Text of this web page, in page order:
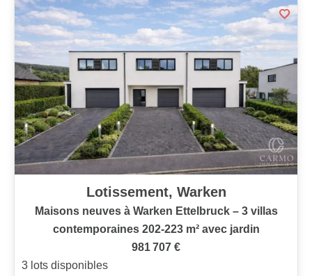
Lotissement, Warken
Maisons neuves à Warken Ettelbruck – 3 villas
contemporaines 202-223 m² avec jardin
981 707 €
3 lots disponibles